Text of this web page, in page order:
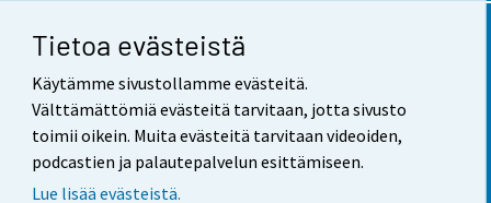
Tietoa evästeistä
Käytämme sivustollamme evästeitä.
Välttämättömiä evästeitä tarvitaan, jotta sivusto
toimii oikein. Muita evästeitä tarvitaan videoiden,
podcastien ja palautepalvelun esittämiseen.
Lue lisää evästeistä.
Yhteystiedot
Palaute
Käyttöehdot